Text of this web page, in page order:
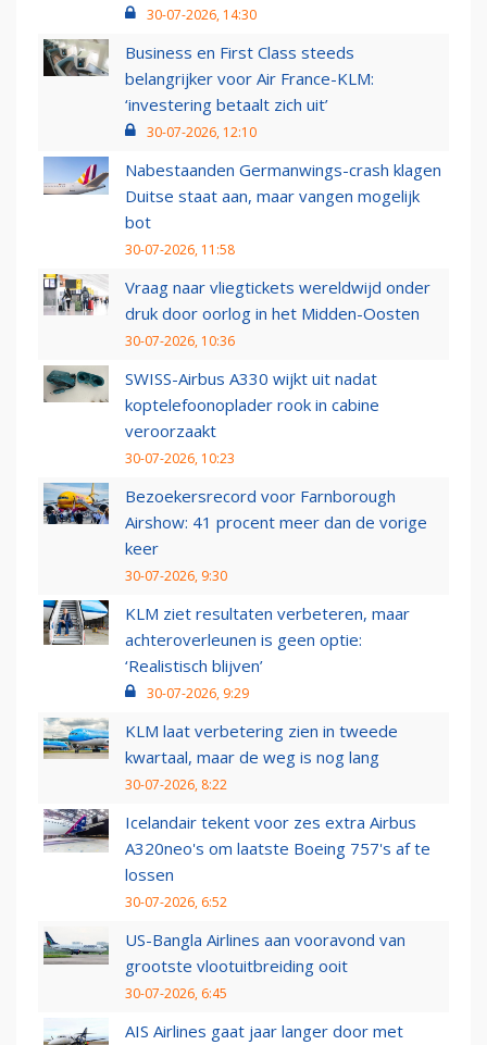
30-07-2026, 14:30
Business en First Class steeds
belangrijker voor Air France-KLM:
‘investering betaalt zich uit’
30-07-2026, 12:10
Nabestaanden Germanwings-crash klagen
Duitse staat aan, maar vangen mogelijk
bot
30-07-2026, 11:58
Vraag naar vliegtickets wereldwijd onder
druk door oorlog in het Midden-Oosten
30-07-2026, 10:36
SWISS-Airbus A330 wijkt uit nadat
koptelefoonoplader rook in cabine
veroorzaakt
30-07-2026, 10:23
Bezoekersrecord voor Farnborough
Airshow: 41 procent meer dan de vorige
keer
30-07-2026, 9:30
KLM ziet resultaten verbeteren, maar
achteroverleunen is geen optie:
‘Realistisch blijven’
30-07-2026, 9:29
KLM laat verbetering zien in tweede
kwartaal, maar de weg is nog lang
30-07-2026, 8:22
Icelandair tekent voor zes extra Airbus
A320neo's om laatste Boeing 757's af te
lossen
30-07-2026, 6:52
US-Bangla Airlines aan vooravond van
grootste vlootuitbreiding ooit
30-07-2026, 6:45
AIS Airlines gaat jaar langer door met